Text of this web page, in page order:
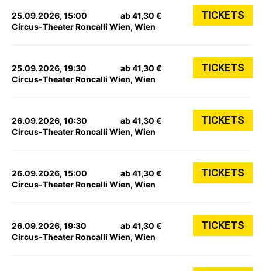
25.09.2026, 15:00
Circus-Theater Roncalli Wien, Wien
ab 41,30 € TICKETS
25.09.2026, 19:30
Circus-Theater Roncalli Wien, Wien
ab 41,30 € TICKETS
26.09.2026, 10:30
Circus-Theater Roncalli Wien, Wien
ab 41,30 € TICKETS
26.09.2026, 15:00
Circus-Theater Roncalli Wien, Wien
ab 41,30 € TICKETS
26.09.2026, 19:30
Circus-Theater Roncalli Wien, Wien
ab 41,30 € TICKETS